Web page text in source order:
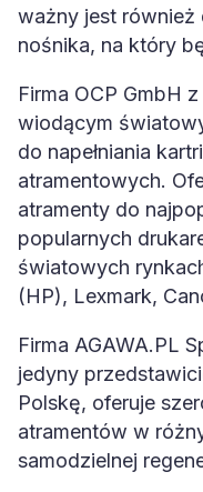
ważny jest
nośnika, na który
Firma OCP GmbH
wiodącym
do napełniania
atramentowych.
atramenty do
popularnych
światowych
(HP), Lexmark,
Firma AGAWA.PL
jedyny
Polskę, oferuje
atramentów w
samodzielnej